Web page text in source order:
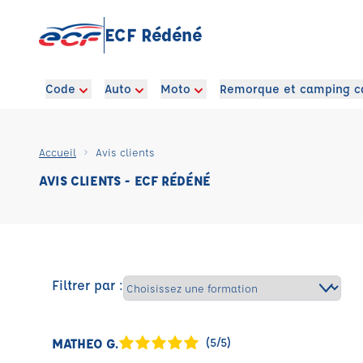
ECF Rédéné
Code Auto Moto Remorque et camping
Accueil Avis clients
AVIS CLIENTS - ECF RÉDÉNÉ
Filtrer par :
MATHEO G. (5/5)